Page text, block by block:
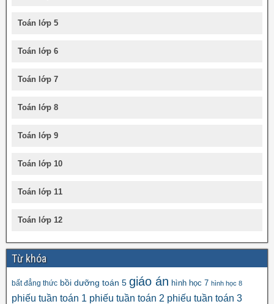
Toán lớp 5
Toán lớp 6
Toán lớp 7
Toán lớp 8
Toán lớp 9
Toán lớp 10
Toán lớp 11
Toán lớp 12
Từ khóa
bất đẳng thức bồi dưỡng toán 5 giáo án hình học 7 hình học 8
phiếu tuần toán 1 phiếu tuần toán 2 phiếu tuần toán 3